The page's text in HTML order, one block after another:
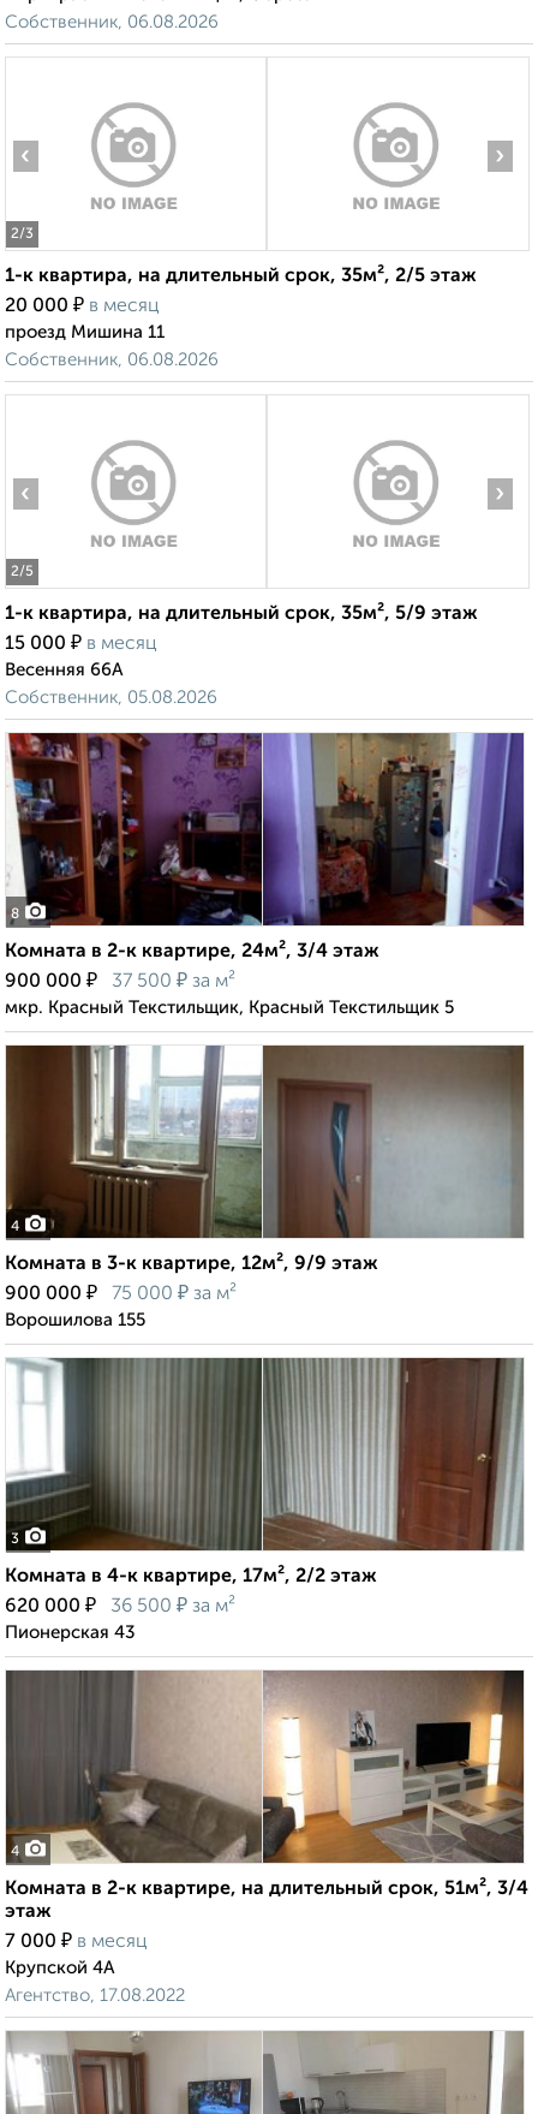
Собственник, 06.08.2026
2/3
‹ ›
1-к квартира, на длительный срок, 35м², 2/5 этаж
20 000 ₽ в месяц
проезд Мишина 11
Собственник, 06.08.2026
2/5
‹ ›
1-к квартира, на длительный срок, 35м², 5/9 этаж
15 000 ₽ в месяц
Весенняя 66А
Собственник, 05.08.2026
8
Комната в 2-к квартире, 24м², 3/4 этаж
900 000 ₽ 37 500 ₽ за м²
мкр. Красный Текстильщик, Красный Текстильщик 5
4
Комната в 3-к квартире, 12м², 9/9 этаж
900 000 ₽ 75 000 ₽ за м²
Ворошилова 155
3
Комната в 4-к квартире, 17м², 2/2 этаж
620 000 ₽ 36 500 ₽ за м²
Пионерская 43
4
Комната в 2-к квартире, на длительный срок, 51м², 3/4
этаж
7 000 ₽ в месяц
Крупской 4А
Агентство, 17.08.2022